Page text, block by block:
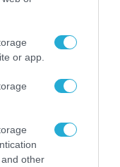
or app.
other